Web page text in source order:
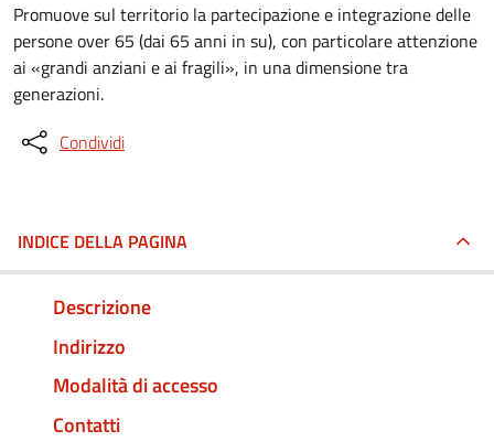
Promuove sul territorio la partecipazione e integrazione delle
persone over 65 (dai 65 anni in su), con particolare attenzione
ai «grandi anziani e ai fragili», in una dimensione tra
generazioni.
Condividi
INDICE DELLA PAGINA
Descrizione
Indirizzo
Modalità di accesso
Contatti